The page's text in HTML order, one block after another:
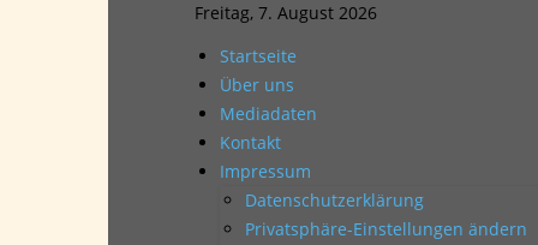
Freitag, 7. August 2026
Startseite
Über uns
Mediadaten
Kontakt
Impressum
Datenschutzerklärung
Privatsphäre-Einstellungen ändern